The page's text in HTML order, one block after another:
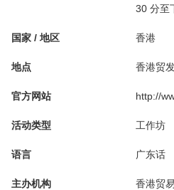
30 分至
国家 / 地区 香港
地点 香港贸
官方网站 http://
活动类型 工作坊
语言 广东话
主办机构 香港贸